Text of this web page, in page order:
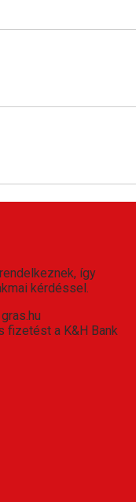
így
kérdéssel.